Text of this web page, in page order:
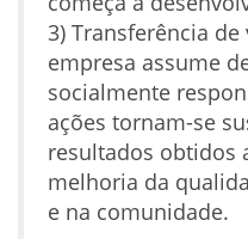
3) Transferência
empresa assume
socialmente
ações tornam-se
resultados obtidos
melhoria da
e na comunidade.